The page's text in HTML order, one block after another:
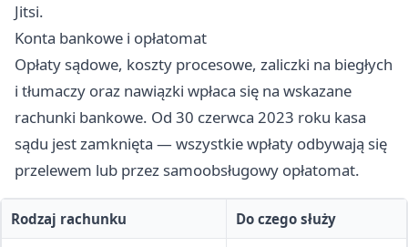
Jitsi.
Konta bankowe i opłatomat
Opłaty sądowe, koszty procesowe, zaliczki na biegłych
i tłumaczy oraz nawiązki wpłaca się na wskazane
rachunki bankowe. Od 30 czerwca 2023 roku kasa
sądu jest zamknięta — wszystkie wpłaty odbywają się
przelewem lub przez samoobsługowy opłatomat.
Rodzaj rachunku Do czego służy